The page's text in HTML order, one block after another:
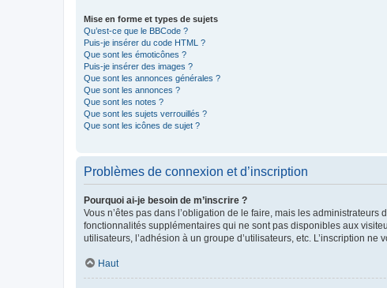
Mise en forme et types de sujets
Qu’est-ce que le BBCode ?
Puis-je insérer du code HTML ?
Que sont les émoticônes ?
Puis-je insérer des images ?
Que sont les annonces générales ?
Que sont les annonces ?
Que sont les notes ?
Que sont les sujets verrouillés ?
Que sont les icônes de sujet ?
Problèmes de connexion et d’inscription
Pourquoi ai-je besoin de m’inscrire ?
Vous n’êtes pas dans l’obligation de le faire, mais les
fonctionnalités supplémentaires qui ne sont pas disponibles aux
utilisateurs, l’adhésion à un groupe d’utilisateurs, etc. L’inscription
Haut